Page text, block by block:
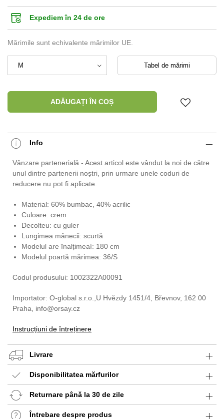
Expediem în 24 de ore
Mărimile sunt echivalente mărimilor UE.
Tabel de mărimi
ADĂUGAȚI ÎN COȘ
Info
Vânzare partenerială - Acest articol este vândut la noi de către
unul dintre partenerii noștri, prin urmare unele coduri de
reducere nu pot fi aplicate.
Material: 60% bumbac, 40% acrilic
Culoare: crem
Decolteu: cu guler
Lungimea mânecii: scurtă
Modelul are înalțimeaí: 180 cm
Modelul poartă mărimea: 36/S
Codul produsului: 1002322A00091
Importator: O-global s.r.o.,U Hvězdy 1451/4, Břevnov, 162 00
Praha, info@orsay.cz
Instrucțiuni de întreținere
Livrare
Disponibilitatea mărfurilor
Returnare până la 30 de zile
Întrebare despre produs